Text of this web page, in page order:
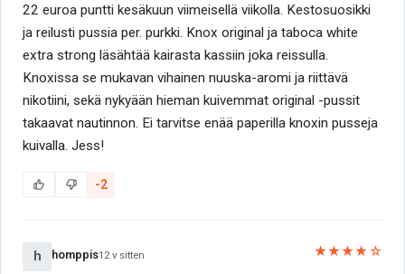
22 euroa puntti kesäkuun viimeisellä viikolla. Kestosuosikki
ja reilusti pussia per. purkki. Knox original ja taboca white
extra strong läsähtää kairasta kassiin joka reissulla.
Knoxissa se mukavan vihainen nuuska-aromi ja riittävä
nikotiini, sekä nykyään hieman kuivemmat original -pussit
takaavat nautinnon. Ei tarvitse enää paperilla knoxin pusseja
kuivalla. Jess!
-2
h homppis12 v sitten ★★★★☆